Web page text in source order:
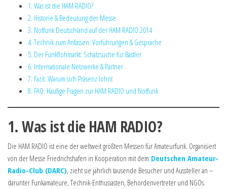
1. Was ist die HAM RADIO?
2. Historie & Bedeutung der Messe
3. Notfunk Deutschland auf der HAM RADIO 2014
4. Technik zum Anfassen: Vorführungen & Gespräche
5. Der Funkflohmarkt: Schatzsuche für Bastler
6. Internationale Netzwerke & Partner
7. Fazit: Warum sich Präsenz lohnt
8. FAQ: Häufige Fragen zur HAM RADIO und Notfunk
1. Was ist die HAM RADIO?
Die HAM RADIO ist eine der weltweit größten Messen für Amateurfunk. Organisiert
von der Messe Friedrichshafen in Kooperation mit dem Deutschen Amateur-
Radio-Club (DARC), zieht sie jährlich tausende Besucher und Aussteller an –
darunter Funkamateure, Technik-Enthusiasten, Behördenvertreter und NGOs.